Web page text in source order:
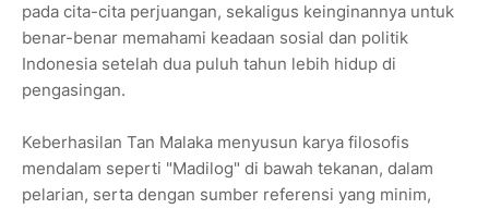
pada cita-cita perjuangan, sekaligus keinginannya untuk
benar-benar memahami keadaan sosial dan politik
Indonesia setelah dua puluh tahun lebih hidup di
pengasingan.
Keberhasilan Tan Malaka menyusun karya filosofis
mendalam seperti "Madilog" di bawah tekanan, dalam
pelarian, serta dengan sumber referensi yang minim,